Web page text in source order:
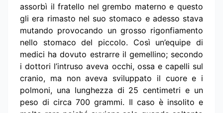
assorbì il fratello nel grembo materno e questo
gli era rimasto nel suo stomaco e adesso stava
mutando provocando un grosso rigonfiamento
nello stomaco del piccolo. Così un’equipe di
medici ha dovuto estrarre il gemellino; secondo
i dottori l’intruso aveva occhi, ossa e capelli sul
cranio, ma non aveva sviluppato il cuore e i
polmoni, una lunghezza di 25 centimetri e un
peso di circa 700 grammi. Il caso è insolito e